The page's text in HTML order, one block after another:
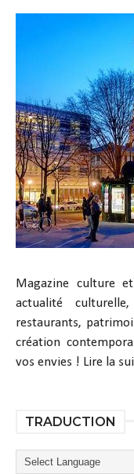
Magazine culture
actualité
restaurants,
création
vos envies ! Lire la
TRADUCTION